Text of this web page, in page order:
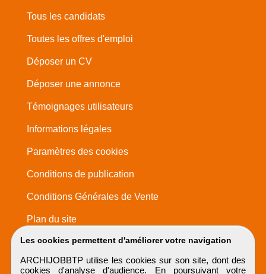
Les cookies permettent d'améliorer votre navigation
ARCHIJOBBTP utilise les cookies sur son site, dont des
cookies d'analyse d'audience. En poursuivant votre
Tous les candidats
Toutes les offres d'emploi
Déposer un CV
Déposer une annonce
Témoignages utilisateurs
Informations légales
Paramètres des cookies
Conditions de publication
Conditions Générales de Vente
Plan du site